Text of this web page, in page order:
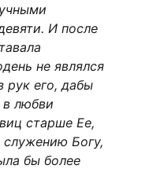
И после
не являлся
рук его, дабы
в любви
старше Ее,
Богу,
бы более